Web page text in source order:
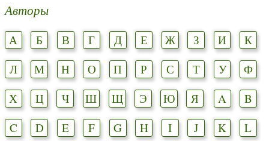
Авторы
А Б В Г Д Е Ж З И
К
Л
М Н О П Р С Т У
Ф
Х
Ц Ч Ш Щ Э Ю Я A
B
C
D E F G H I J K
L